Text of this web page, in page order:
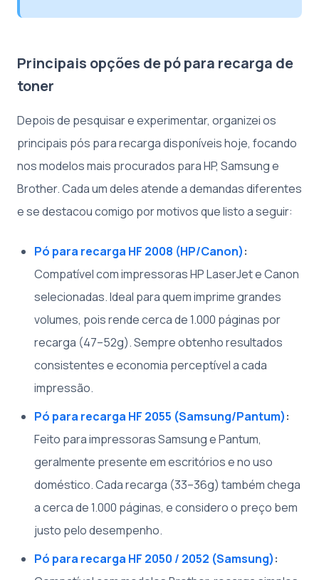
Principais opções de pó para recarga de
toner
Depois de pesquisar e experimentar, organizei os
principais pós para recarga disponíveis hoje, focando
nos modelos mais procurados para HP, Samsung e
Brother. Cada um deles atende a demandas diferentes
e se destacou comigo por motivos que listo a seguir:
Pó para recarga HF 2008 (HP/Canon):
Compatível com impressoras HP LaserJet e Canon
selecionadas. Ideal para quem imprime grandes
volumes, pois rende cerca de 1.000 páginas por
recarga (47–52g). Sempre obtenho resultados
consistentes e economia perceptível a cada
impressão.
Pó para recarga HF 2055 (Samsung/Pantum):
Feito para impressoras Samsung e Pantum,
geralmente presente em escritórios e no uso
doméstico. Cada recarga (33–36g) também chega
a cerca de 1.000 páginas, e considero o preço bem
justo pelo desempenho.
Pó para recarga HF 2050 / 2052 (Samsung):